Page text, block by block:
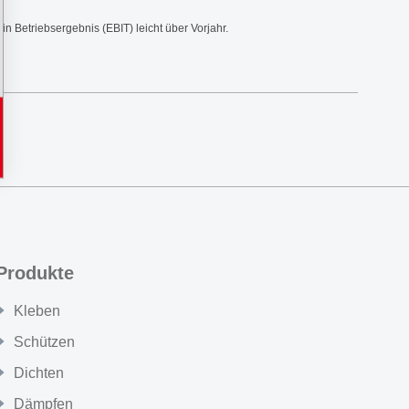
Betriebsergebnis (EBIT) leicht über Vorjahr.
Kleben
Schützen
Dichten
Dämpfen